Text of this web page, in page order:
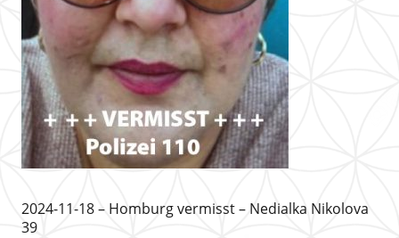
2024-11-18 – Homburg vermisst – Nedialka Nikolova
39